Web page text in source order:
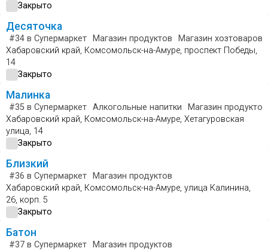
Закрыто
Десяточка
#34 в Супермаркет Магазин продуктов
Магазин хозтоваров
Хабаровский край, Комсомольск-на-Амуре, проспект Победы,
14
Закрыто
Малинка
#35 в Супермаркет Алкогольные напитки
Магазин продуктов
Хабаровский край, Комсомольск-на-Амуре, Хетагуровская
улица, 14
Закрыто
Близкий
#36 в Супермаркет
Магазин продуктов
Хабаровский край, Комсомольск-на-Амуре, улица Калинина,
26, корп. 5
Закрыто
Батон
#37 в Супермаркет
Магазин продуктов